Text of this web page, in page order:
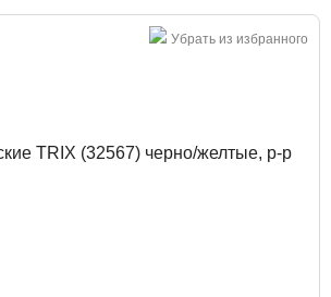
Убрать из избранного